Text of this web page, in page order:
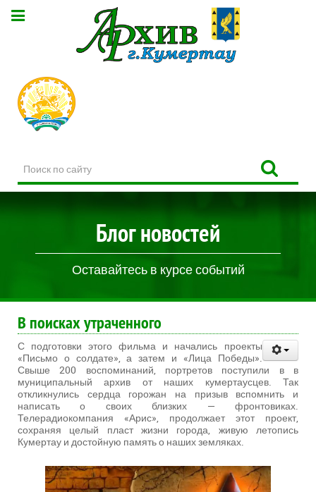
по
сайту
Блог новостей
Оставайтесь в курсе событий
В поисках утраченного
С подготовки этого фильма и начались проекты
«Письмо о солдате», а затем и «Лица Победы».
Свыше 200 воспоминаний, портретов поступили в в
муниципальный архив от наших кумертаусцев. Так
откликнулись сердца горожан на призыв вспомнить и
написать о своих близких — фронтовиках.
Телерадиокомпания «Арис», продолжает этот проект,
сохраняя целый пласт жизни города, живую летопись
Кумертау и достойную память о наших земляках.